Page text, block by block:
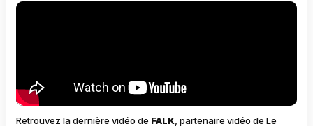
Retrouvez la dernière vidéo de FALK , partenaire vidéo de Le